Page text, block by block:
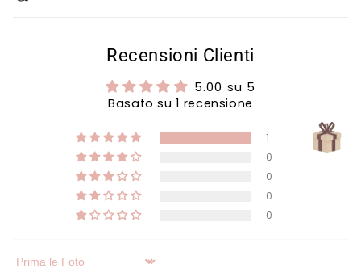
Recensioni Clienti
5.00 su 5
Basato su 1 recensione
1
0
0
0
0